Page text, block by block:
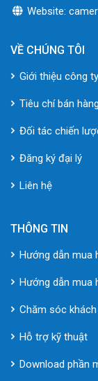
Website:
VỀ CHÚNG TÔI
Giới thiệu công ty
Tiêu chí bán hàng
Đối tác chiến
Đăng ký đại lý
Liên hệ
THÔNG TIN
Hướng dẫn mua
Hướng dẫn mua
Chăm sóc khách
Hỗ trợ kỹ thuật
Download phần